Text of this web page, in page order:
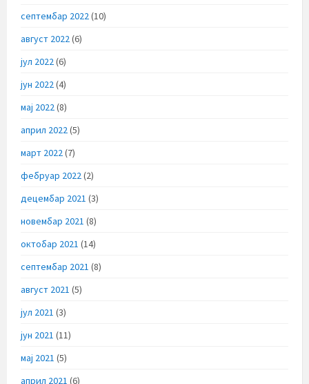
септембар 2022(10)
август 2022(6)
јул 2022(6)
јун 2022(4)
мај 2022(8)
април 2022(5)
март 2022(7)
фебруар 2022(2)
децембар 2021 (3)
новембар 2021 (8)
октобар 2021 (14)
септембар 2021 (8)
август 2021 (5)
јул 2021 (3)
јун 2021 (11)
мај 2021 (5)
април 2021 (6)